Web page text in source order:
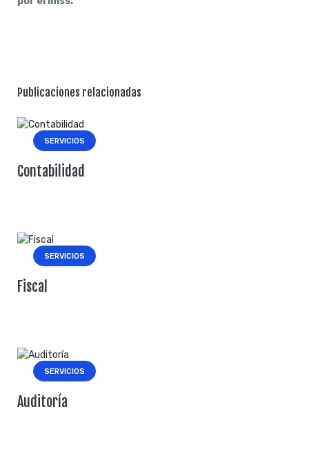
Publicaciones relacionadas
SERVICIOS
Contabilidad
SERVICIOS
Fiscal
SERVICIOS
Auditoría